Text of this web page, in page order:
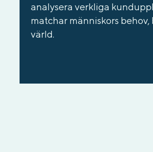
analysera verkliga
matchar människors
värld.